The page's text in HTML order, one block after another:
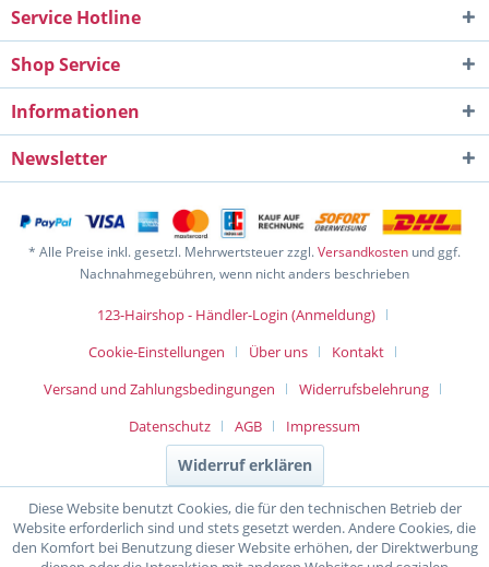
Service Hotline
Shop Service
Informationen
Newsletter
* Alle Preise inkl. gesetzl. Mehrwertsteuer zzgl.Versandkosten und ggf.
Nachnahmegebühren, wenn nicht anders beschrieben
123-Hairshop - Händler-Login (Anmeldung)
Cookie-Einstellungen
Über uns
Kontakt
Versand und Zahlungsbedingungen
Widerrufsbelehrung
Datenschutz
AGB Impressum
Widerruf erklären
Diese Website benutzt Cookies, die für den technischen Betrieb der
Website erforderlich sind und stets gesetzt werden. Andere Cookies, die
den Komfort bei Benutzung dieser Website erhöhen, der Direktwerbung